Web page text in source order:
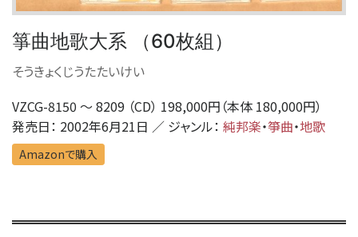
箏曲地歌大系 （60枚組）
そうきょくじうたたいけい
VZCG-8150 〜 8209 （CD） 198,000円（本体 180,000円）
発売日： 2002年6月21日 ／ ジャンル： 純邦楽・箏曲・地歌
Amazonで購入